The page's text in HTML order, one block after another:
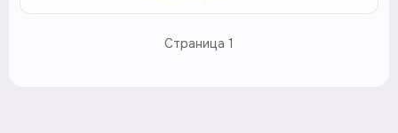
Страница 1